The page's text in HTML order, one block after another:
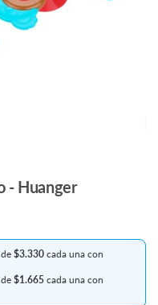
- Huanger
$3.330cada una con
$1.665cada una con